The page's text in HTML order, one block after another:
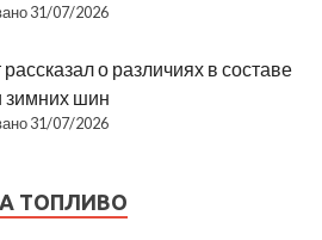
31/07/2026
о различиях в составе
зимних шин
31/07/2026
ТОПЛИВО